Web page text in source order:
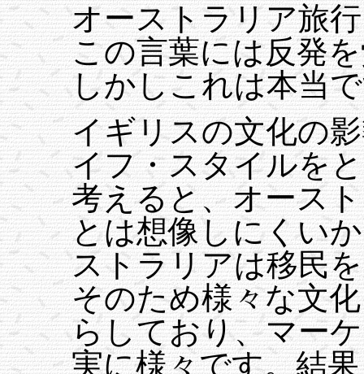
オーストラリア旅
この言葉には反発
しかしこれは本当
イギリスの文化の
イフ・スタイルを
考えると、オース
とは想像しにくい
ストラリアは移民
そのため様々な文
らしており、マー
実に様々です。結